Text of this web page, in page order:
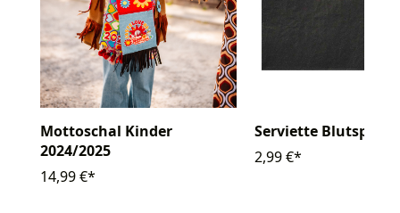
Mottoschal Kinder
2024/2025
14,99 €*
Serviette
2,99 €*